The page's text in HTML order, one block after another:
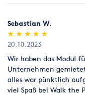
Sebastian W.
(*)
★
★
(*) ★
★
(*) ★
★
(*) ★
★
(*) ★
★
20.10.2023
Wir haben das Modul
Unternehmen
alles war pünktlich
viel Spaß bei Walk the